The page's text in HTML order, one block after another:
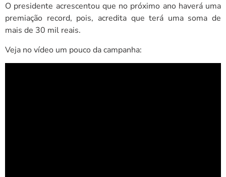
O presidente acrescentou que no próximo ano haverá uma
premiação record, pois, acredita que terá uma soma de
mais de 30 mil reais.
Veja no vídeo um pouco da campanha: